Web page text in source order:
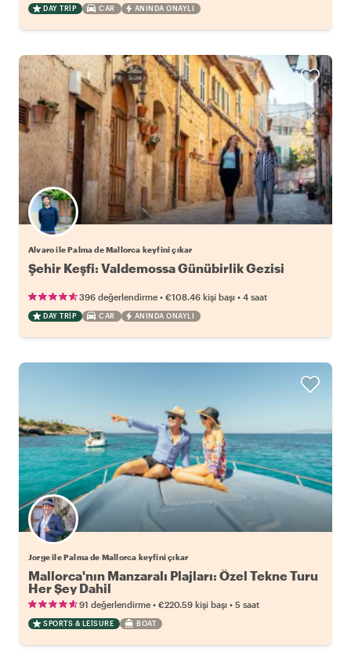
DAY TRIP CAR ANINDA ONAYLI
Alvaro ile Palma de Mallorca keyfini çıkar
Şehir Keşfi: Valdemossa Günübirlik Gezisi
396 değerlendirme • €108.46 kişi başı • 4 saat
DAY TRIP CAR ANINDA ONAYLI
Jorge ile Palma de Mallorca keyfini çıkar
Mallorca'nın Manzaralı Plajları: Özel Tekne Turu
Her Şey Dahil
91 değerlendirme • €220.59 kişi başı • 5 saat
SPORTS & LEISURE BOAT